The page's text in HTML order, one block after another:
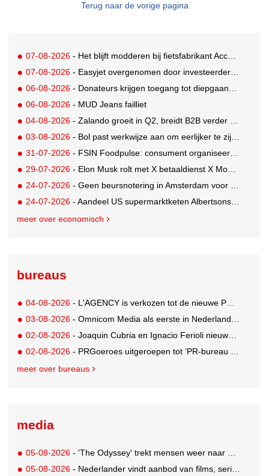
Terug naar de vorige pagina
07-08-2026 - Het blijft modderen bij fietsfabrikant Accell. Krijgt uitstel van betaling
07-08-2026 - Easyjet overgenomen door investeerder Apollo
06-08-2026 - Donateurs krijgen toegang tot diepgaandere informatie over goede doelen
06-08-2026 - MUD Jeans failliet
04-08-2026 - Zalando groeit in Q2, breidt B2B verder uit en innoveert met AI
03-08-2026 - Bol past werkwijze aan om eerlijker te zijn naar verkopers en consumenten
31-07-2026 - FSIN Foodpulse: consument organiseert eet- en koopgedrag bewuster
29-07-2026 - Elon Musk rolt met X betaaldienst X Money uit in VS: zorgen in Washington
24-07-2026 - Geen beursnotering in Amsterdam voor nieuw concern voedingsmerken Unilever
24-07-2026 - Aandeel US supermarktketen Albertsons daalt 21%. Volgt Ahold Delhaize?
meer over economisch
bureaus
04-08-2026 - L'AGENCY is verkozen tot de nieuwe PR-partner van KoRo
03-08-2026 - Omnicom Media als eerste in Nederland actief met advertenties in ChatGPT
02-08-2026 - Joaquin Cubria en Ignacio Ferioli nieuwe Global CCO’s GUT, Renata Neumann Global Head of Production
02-08-2026 - PRGoeroes uitgeroepen tot ‘PR-bureau van het jaar 2026’
meer over bureaus
media
05-08-2026 - 'The Odyssey' trekt mensen weer naar de bioscoop
05-08-2026 - Nederlander vindt aanbod van films, series en sport vaak versnipperd